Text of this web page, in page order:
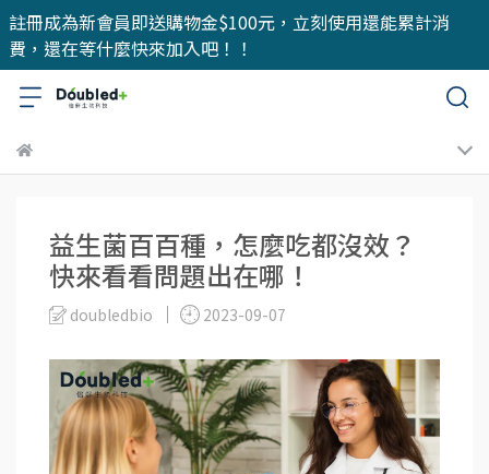
註冊成為新會員即送購物金$100元，立刻使用還能累計消
費，還在等什麼快來加入吧！！
益生菌百百種，怎麼吃都沒效？
快來看看問題出在哪！
doubledbio 2023-09-07